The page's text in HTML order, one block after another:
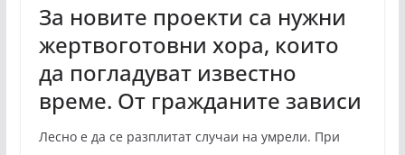
За новите проекти са нужни
жертвоготовни хора, които
да погладуват известно
време. От гражданите зависи
Лесно е да се разплитат случаи на умрели. При